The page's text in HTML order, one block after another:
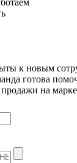
к новым
готова
на